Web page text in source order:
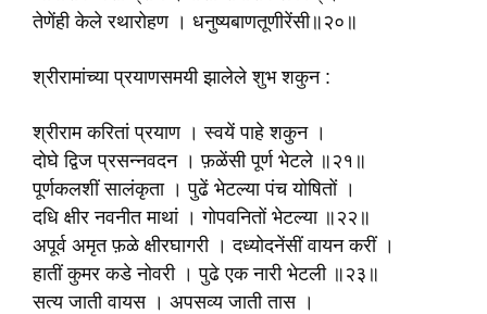
तेणेंही केले रथारोहण । धनुष्यबाणतूणीरेंसी॥२०॥
श्रीरामांच्या प्रयाणसमयी झालेले शुभ शकुन :
श्रीराम करितां प्रयाण । स्वयें पाहे शकुन ।
दोघे द्विज प्रसन्नवदन । फ़ळेंसी पूर्ण भेटले ॥२१॥
पूर्णकलशीं सालंकृता । पुढें भेटल्या पंच योषितों ।
दधि क्षीर नवनीत माथां । गोपवनितों भेटल्या ॥२२॥
अपूर्व अमृत फ़ळे क्षीरघागरी । दध्योदनेंसीं वायन करीं ।
हातीं कुमर कडे नोवरी । पुढे एक नारी भेटली ॥२३॥
सत्य जाती वायस । अपसव्य जाती तास ।